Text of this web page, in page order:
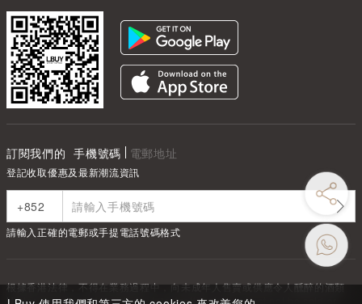
訂閱我們的 手機號碼 電郵地址
登記收取優惠及最新潮流資訊
請輸入正確的電郵或手提電話號碼格式
根據香港法律，不得在業務過程中，向未成年人售賣或供應令人醺醉的酒類
Under the law of Hong Kong, intoxicating liquor must not be sold or